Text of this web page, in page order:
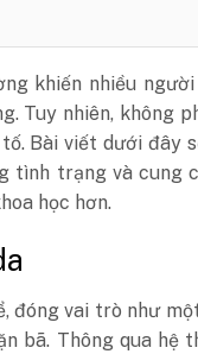
khiến nhiều
Tuy nhiên, không
Bài viết dưới đây
tình trạng và cung
học hơn.
đóng vai trò như
bã. Thông qua hệ